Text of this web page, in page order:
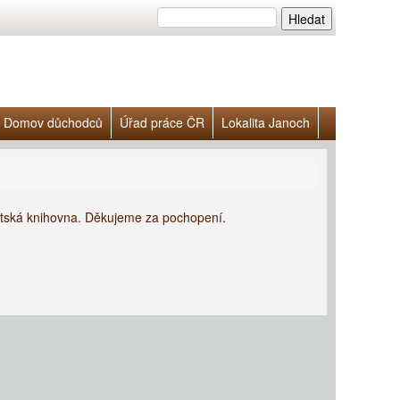
Domov důchodců Úřad práce ČR
Lokalita Janoch
knihovna. Děkujeme za pochopení.